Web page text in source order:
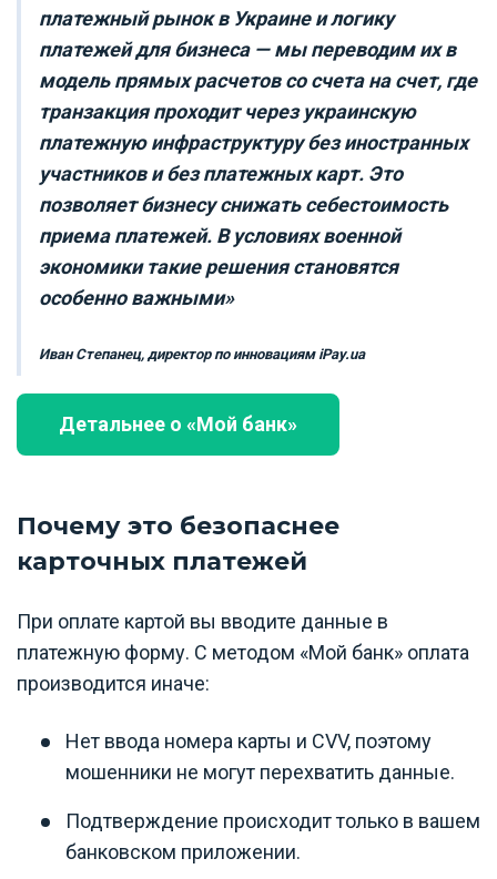
платежный рынок в Украине и логику
платежей для бизнеса — мы переводим их в
модель прямых расчетов со счета на счет, где
транзакция проходит через украинскую
платежную инфраструктуру без иностранных
участников и без платежных карт. Это
позволяет бизнесу снижать себестоимость
приема платежей. В условиях военной
экономики такие решения становятся
особенно важными»
Иван Степанец, директор по инновациям iPay.ua
Детальнее о «Мой банк»
Почему это безопаснее
карточных платежей
При оплате картой вы вводите данные в
платежную форму. С методом «Мой банк» оплата
производится иначе:
Нет ввода номера карты и CVV, поэтому
мошенники не могут перехватить данные.
Подтверждение происходит только в вашем
банковском приложении.